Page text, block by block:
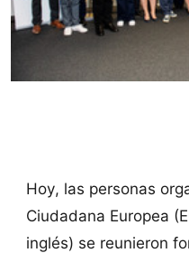
Hoy, las personas
Ciudadana Europea
inglés) se reunieron